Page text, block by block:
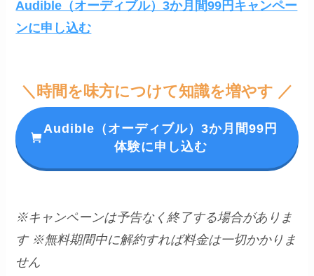
Audible（オーディブル）3か月間99円キャンペー
ンに申し込む
＼時間を味方につけて知識を増やす ／
Audible（オーディブル）3か月間99円
体験に申し込む
※キャンペーンは予告なく終了する場合がありま
す ※無料期間中に解約すれば料金は一切かかりま
せん